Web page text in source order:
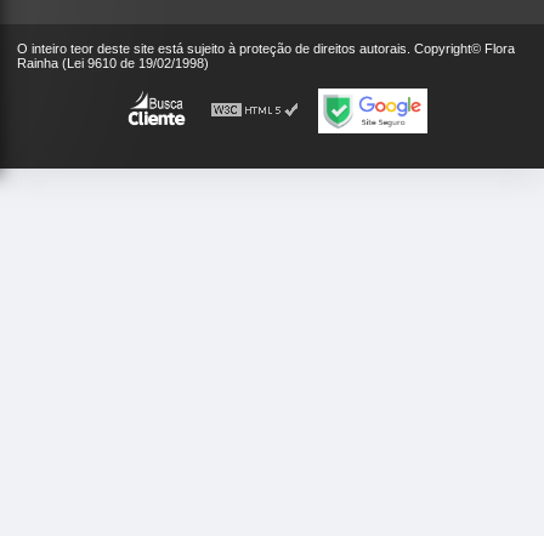
O inteiro teor deste site está sujeito à proteção de direitos autorais. Copyright© Flora
Rainha (Lei 9610 de 19/02/1998)